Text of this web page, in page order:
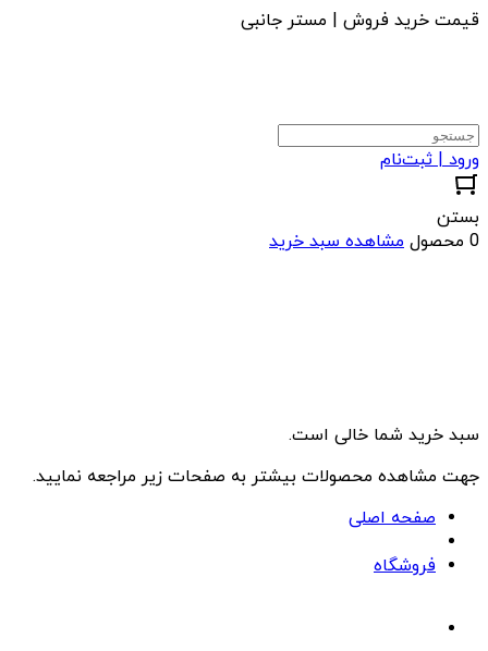
قیمت خرید فروش | مستر جانبی
ورود | ثبت‌نام
بستن
0 محصول
مشاهده سبد خرید
سبد خرید شما خالی است.
جهت مشاهده محصولات بیشتر به صفحات زیر مراجعه نمایید.
صفحه اصلی
فروشگاه